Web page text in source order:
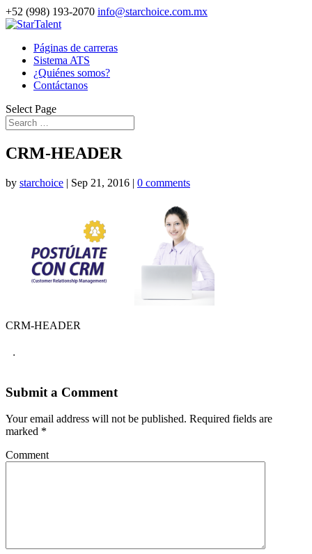
+52 (998) 193-2070 info@starchoice.com.mx
Páginas de carreras
Sistema ATS
¿Quiénes somos?
Contáctanos
Select Page
CRM-HEADER
by starchoice | Sep 21, 2016 | 0 comments
CRM-HEADER
.
Submit a Comment
Your email address will not be published. Required fields are
marked *
Comment